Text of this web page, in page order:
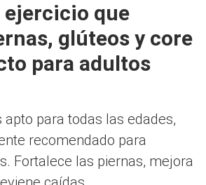
ejercicio que
glúteos y core
para adultos
apto para todas las edades,
recomendado para
Fortalece las piernas, mejora